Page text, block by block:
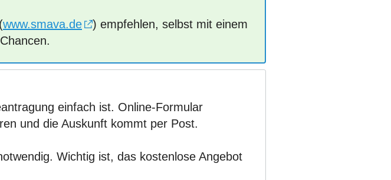
www.smava.de
) empfehlen, selbst mit einem
einfach ist. Online-Formular
und die Auskunft kommt per Post.
Wichtig ist, das kostenlose Angebot